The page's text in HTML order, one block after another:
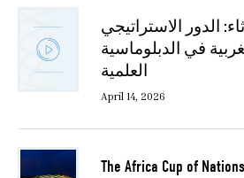
الدور الاستراتيجي
في الدبلوماسية
العلمية
April 14, 2026
The Africa Cup of